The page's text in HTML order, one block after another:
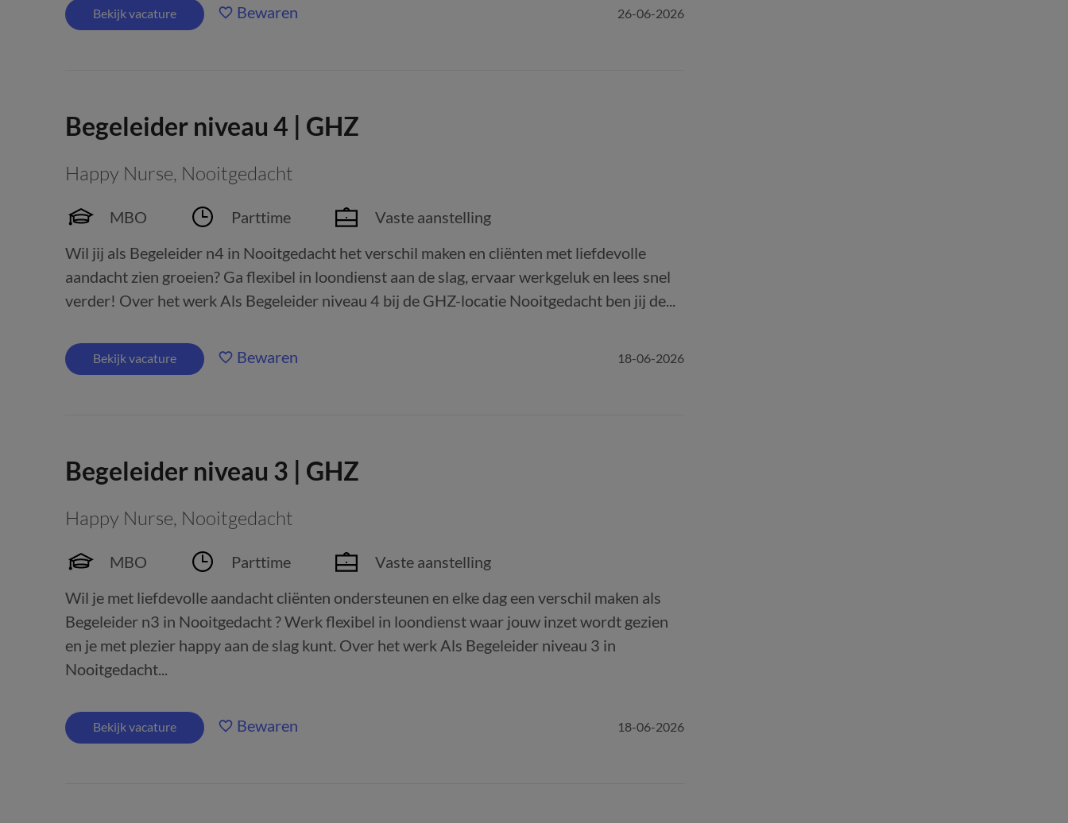
Bekijk vacature Bewaren 26-06-2026
Begeleider niveau 4 | GHZ
Happy Nurse, Nooitgedacht
MBO Parttime
Vaste aanstelling
Wil jij als Begeleider n4 in Nooitgedacht het verschil maken en cliënten met liefdevolle
aandacht zien groeien? Ga flexibel in loondienst aan de slag, ervaar werkgeluk en lees snel
verder! Over het werk Als Begeleider niveau 4 bij de GHZ-locatie Nooitgedacht ben jij de...
Bekijk vacature Bewaren 18-06-2026
Begeleider niveau 3 | GHZ
Happy Nurse, Nooitgedacht
MBO Parttime
Vaste aanstelling
Wil je met liefdevolle aandacht cliënten ondersteunen en elke dag een verschil maken als
Begeleider n3 in Nooitgedacht ? Werk flexibel in loondienst waar jouw inzet wordt gezien
en je met plezier happy aan de slag kunt. Over het werk Als Begeleider niveau 3 in
Nooitgedacht...
Bekijk vacature Bewaren 18-06-2026